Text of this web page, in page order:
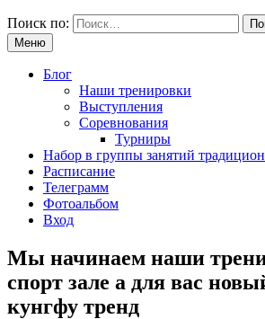
Поиск по:
Меню
Блог
Наши тренировки
Выступления
Соревнования
Турниры
Набор в группы занятий
Расписание
Телеграмм
Фотоальбом
Вход
Мы начинаем наши
спорт зале а для вас
кунгфу тренд